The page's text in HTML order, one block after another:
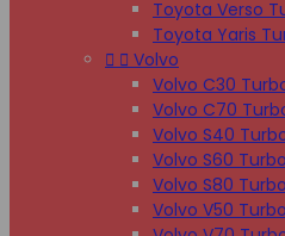
Toyota Verso
Toyota Yaris
  Volvo
Volvo C30
Volvo C70
Volvo S40
Volvo S60
Volvo S80
Volvo V50